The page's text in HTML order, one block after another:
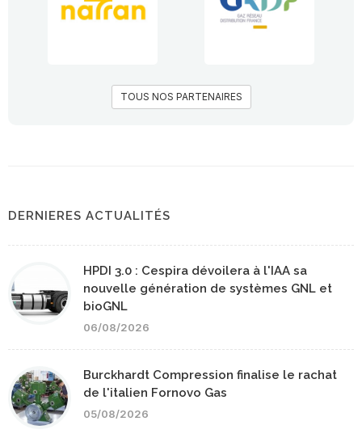
TOUS NOS PARTENAIRES
DERNIERES ACTUALITÉS
HPDI 3.0 : Cespira dévoilera à l'IAA sa
nouvelle génération de systèmes GNL et
bioGNL
06/08/2026
Burckhardt Compression finalise le rachat
de l'italien Fornovo Gas
05/08/2026